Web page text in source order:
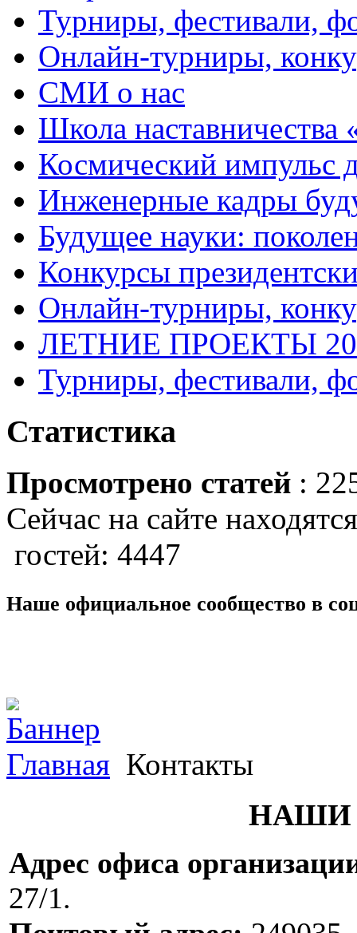
Турниры, фестивали,
Онлайн-турниры,
СМИ о нас
Школа
Космический импульс
Инженерные кадры
Будущее науки:
Конкурсы
Онлайн-турниры,
ЛЕТНИЕ ПРОЕКТЫ
Турниры, фестивали,
Статистика
Просмотрено статей :
Сейчас на сайте
гостей: 4447
Наше официальное сообщество в
Главная Контакты
НАШИ
Адрес офиса
27/1.